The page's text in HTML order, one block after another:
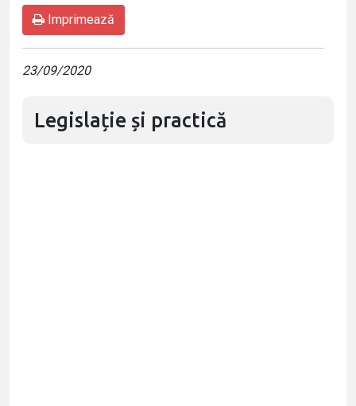
Imprimează
23/09/2020
Legislație și practică